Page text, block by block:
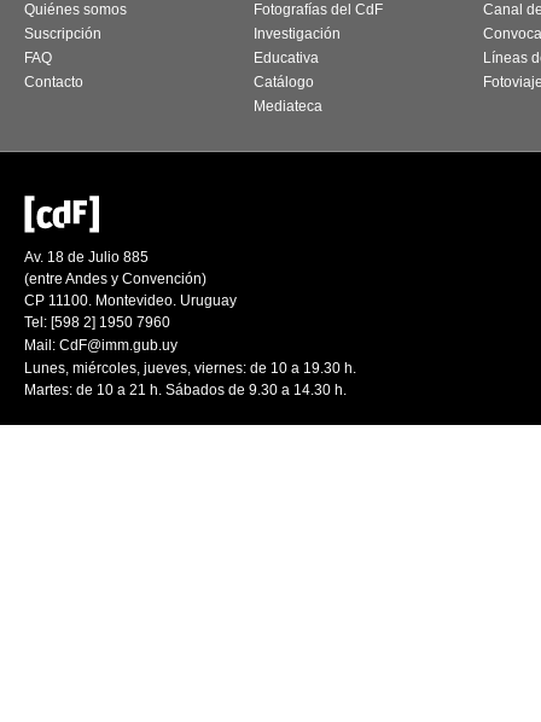
Quiénes somos
Suscripción
FAQ
Contacto
Fotografías del CdF
Investigación
Educativa
Catálogo
Mediateca
Canal
Líneas
Av. 18 de Julio 885
(entre Andes y Convención)
CP 11100. Montevideo. Uruguay
Tel: [598 2] 1950 7960
Mail: CdF@imm.gub.uy
Lunes, miércoles, jueves, viernes: de 10 a 19.30 h.
Martes: de 10 a 21 h. Sábados de 9.30 a 14.30 h.